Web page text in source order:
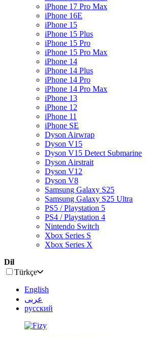
iPhone 17 Pro Max
iPhone 16E
iPhone 15
iPhone 15 Plus
iPhone 15 Pro
iPhone 15 Pro Max
iPhone 14
iPhone 14 Plus
iPhone 14 Pro
iPhone 14 Pro Max
iPhone 13
iPhone 12
iPhone 11
iPhone SE
Dyson Airwrap
Dyson V15
Dyson V15 Detect Submarine
Dyson Airstrait
Dyson V12
Dyson V8
Samsung Galaxy S25
Samsung Galaxy S25 Ultra
PS5 / Playstation 5
PS4 / Playstation 4
Nintendo Switch
Xbox Series S
Xbox Series X
Dil
Türkçe
English
عربى
русский